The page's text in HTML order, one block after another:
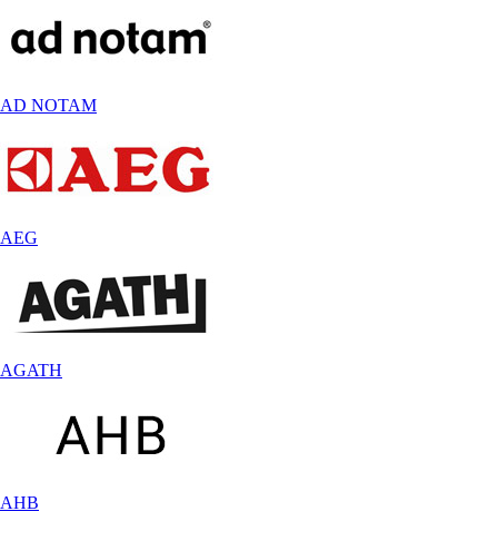
AD NOTAM
AEG
AGATH
AHB